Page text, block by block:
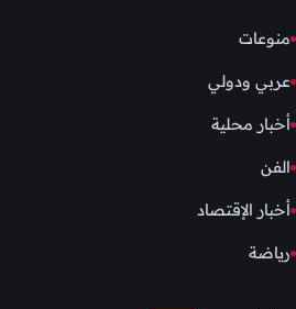
منوعات
عربي ودولي
أخبار محلية
الفن
أخبار الإقتصاد
رياضة